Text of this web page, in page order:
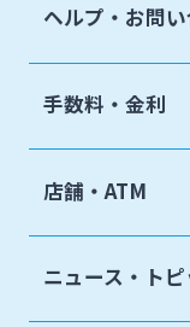
ヘルプ・お問
手数料・金利
店舗・ATM
ニュース・トピ